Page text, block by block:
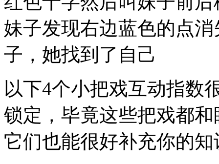
妹子发现右边蓝色的点
子，她找到了自己
以下4个小把戏互动指数
锁定，毕竟这些把戏都
它们也能很好补充你的